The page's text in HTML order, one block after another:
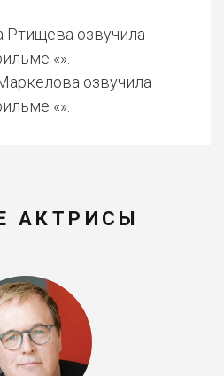
Ртищева озвучила
«».
озвучила
«».
АКТРИСЫ